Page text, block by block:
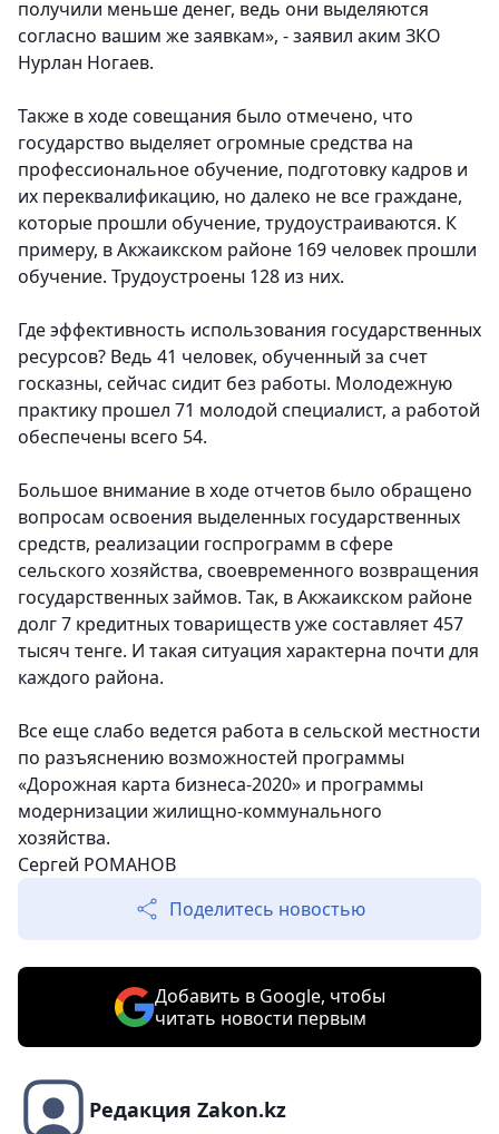
получили меньше денег, ведь они выделяются
согласно вашим же заявкам», - заявил аким ЗКО
Нурлан Ногаев.
Также в ходе совещания было отмечено, что
государство выделяет огромные средства на
профессиональное обучение, подготовку кадров и
их переквалификацию, но далеко не все граждане,
которые прошли обучение, трудоустраиваются. К
примеру, в Акжаикском районе 169 человек прошли
обучение. Трудоустроены 128 из них.
Где эффективность использования государственных
ресурсов? Ведь 41 человек, обученный за счет
госказны, сейчас сидит без работы. Молодежную
практику прошел 71 молодой специалист, а работой
обеспечены всего 54.
Большое внимание в ходе отчетов было обращено
вопросам освоения выделенных государственных
средств, реализации госпрограмм в сфере
сельского хозяйства, своевременного возвращения
государственных займов. Так, в Акжаикском районе
долг 7 кредитных товариществ уже составляет 457
тысяч тенге. И такая ситуация характерна почти для
каждого района.
Все еще слабо ведется работа в сельской местности
по разъяснению возможностей программы
«Дорожная карта бизнеса-2020» и программы
модернизации жилищно-коммунального
хозяйства.
Сергей РОМАНОВ
Поделитесь новостью
Добавить в Google, чтобы
читать новости первым
Редакция Zakon.kz